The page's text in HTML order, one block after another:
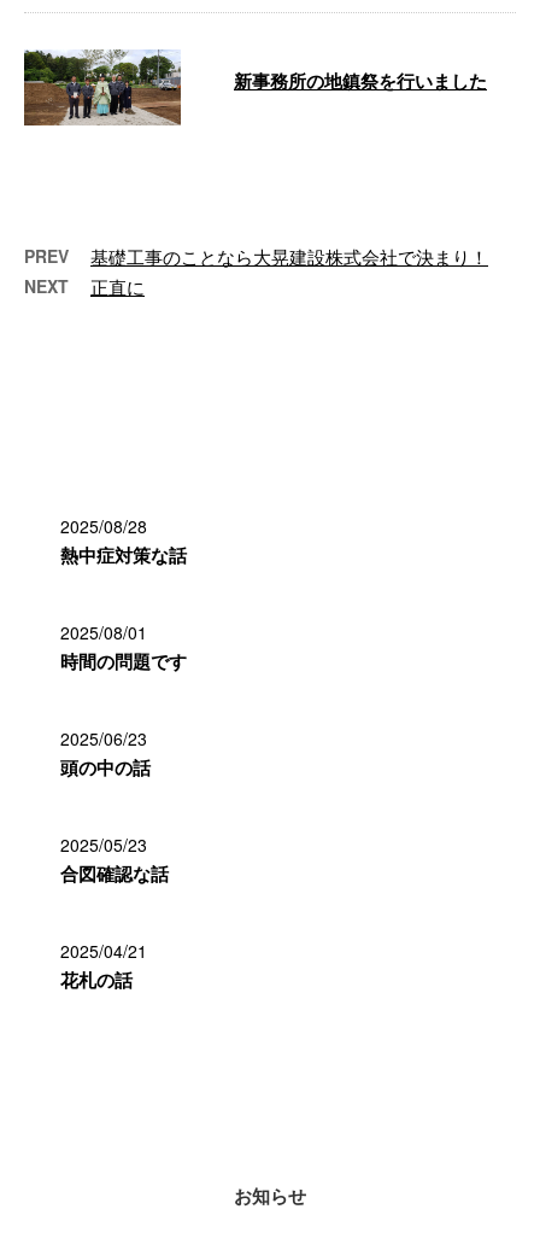
新事務所の地鎮祭を行いました
PREV 基礎工事のことなら大晃建設株式会社で決まり！
NEXT 正直に
2025/08/28
熱中症対策な話
2025/08/01
時間の問題です
2025/06/23
頭の中の話
2025/05/23
合図確認な話
2025/04/21
花札の話
お知らせ